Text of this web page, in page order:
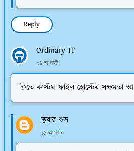
Reply
Ordinary IT
০১ আগস্ট
ফ্রিতে কাস্টম ফাইল হোস্টের সক্ষমতা
তুষার শুভ্র
১১ আগস্ট